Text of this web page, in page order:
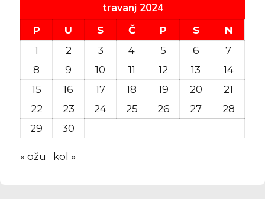
travanj 2024
P U S Č P S
N
1
2 3 4 5 6
7
8
9 10 11 12 13
14
15
16 17 18 19 20
21
22
23 24 25 26 27
28
29
30
« ožu kol »